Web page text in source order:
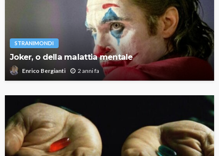
STRANIMONDI
Joker, o della malattia mentale
Enrico Bergianti 2 anni fa